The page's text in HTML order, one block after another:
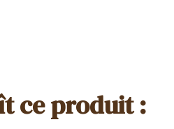
ce produit :